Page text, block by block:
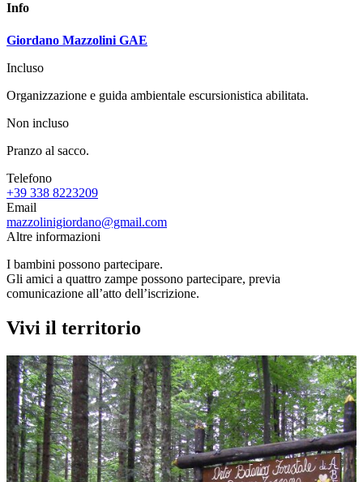
Info
Giordano Mazzolini GAE
Incluso
Organizzazione e guida ambientale escursionistica abilitata.
Non incluso
Pranzo al sacco.
Telefono
+39 338 8223209
Email
mazzolinigiordano@gmail.com
Altre informazioni
I bambini possono partecipare.
Gli amici a quattro zampe possono partecipare, previa
comunicazione all’atto dell’iscrizione.
Vivi il territorio